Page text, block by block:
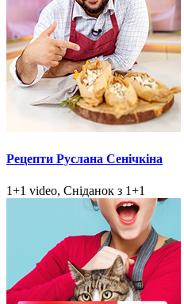
Рецепти Руслана Сенічкіна
1+1 video, Сніданок з 1+1